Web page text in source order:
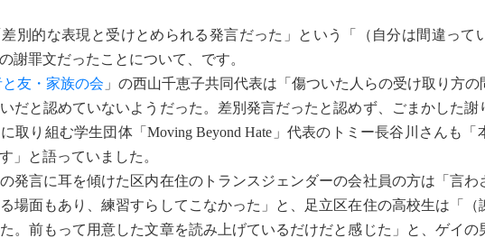
別的な表現と受けとめられる発言だった」という「（自分は間違って
謝罪文だったことについて、です。
友・家族の会 」の西山千恵子共同代表は「傷ついた人らの受け取り方
だと認めていないようだった。差別発言だったと認めず、ごまかした
取り組む学生団体「Moving Beyond Hate」代表のトミー長谷川さんも
」と語っていました。
発言に耳を傾けた区内在住のトランスジェンダーの会社員の方は「言わ
場面もあり、練習すらしてこなかった」と、足立区在住の高校生は「
。前もって用意した文章を読み上げているだけだと感じた」と、ゲイ